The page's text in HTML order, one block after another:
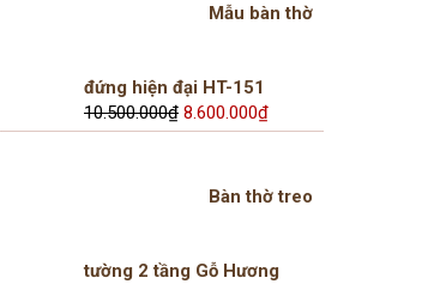
Mẫu bàn thờ
đứng hiện đại HT-151
10.500.000₫ Giá
gốc
10.500.000₫.
8.600.000₫Giá
hiện
là:
8.600.000₫.
Bàn thờ treo
tường 2 tầng Gỗ Hương